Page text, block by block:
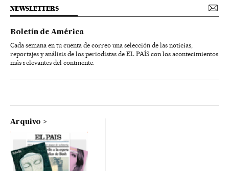
NEWSLETTERS
Boletín de América
Cada semana en tu cuenta de correo una selección de las noticias,
reportajes y análisis de los periodistas de EL PAÍS con los acontecimientos
más relevantes del continente.
Arquivo